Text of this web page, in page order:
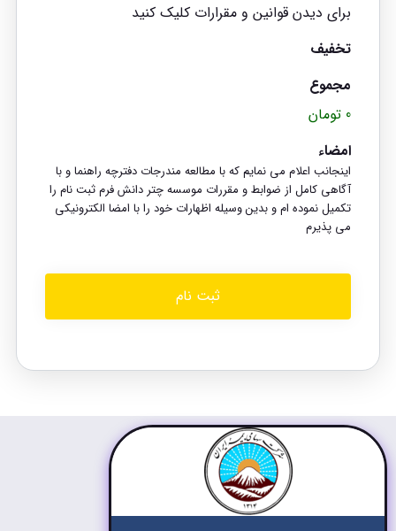
برای دیدن قوانین و مقرارات کلیک کنید
تخفیف
مجموع
0 تومان
امضاء
اینجانب اعلام می نمایم که با مطالعه مندرجات دفترچه راهنما و با
آگاهی کامل از ضوابط و مقررات موسسه چتر دانش فرم ثبت نام را
تکمیل نموده ام و بدین وسیله اظهارات خود را با امضا الکترونیکی
می پذیرم